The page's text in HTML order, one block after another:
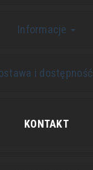
Informacje
i dostępność
KONTAKT